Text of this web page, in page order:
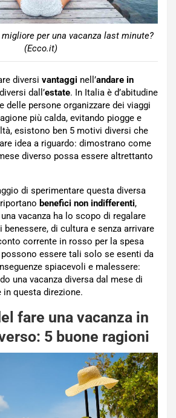
migliore per una vacanza last minute?
(Ecco.it)
diversi vantaggi nell’andare in
dall’estate. In Italia è d’abitudine
delle persone organizzare dei viaggi
più calda, evitando piogge e
esistono ben 5 motivi diversi che
idea a riguardo: dimostrano come
diverso possa essere altrettanto
di sperimentare questa diversa
benefici non indifferenti,
vacanza ha lo scopo di regalare
benessere, di cultura e senza arrivare
corrente in rosso per la spesa
essere tali solo se esenti da
spiacevoli e malessere:
una vacanza diversa dal mese di
questa direzione.
fare una vacanza in
5 buone ragioni